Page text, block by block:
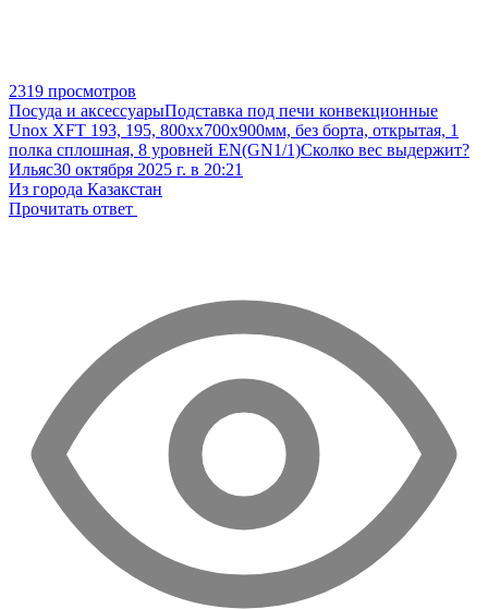
2319 просмотров
Посуда и аксессуарыПодставка под печи конвекционные
Unox XFT 193, 195, 800хх700х900мм, без борта, открытая, 1
полка сплошная, 8 уровней EN(GN1/1)Сколко вес выдержит?
Ильяс30 октября 2025 г. в 20:21
Из города Казакстан
Прочитать ответ